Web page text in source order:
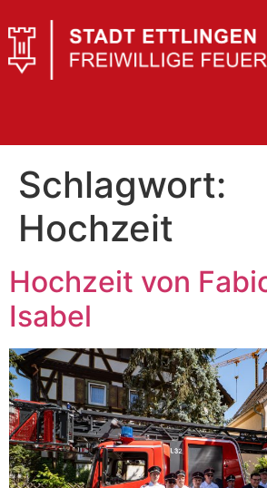
Schlagwort:
Hochzeit
Hochzeit von
Isabel